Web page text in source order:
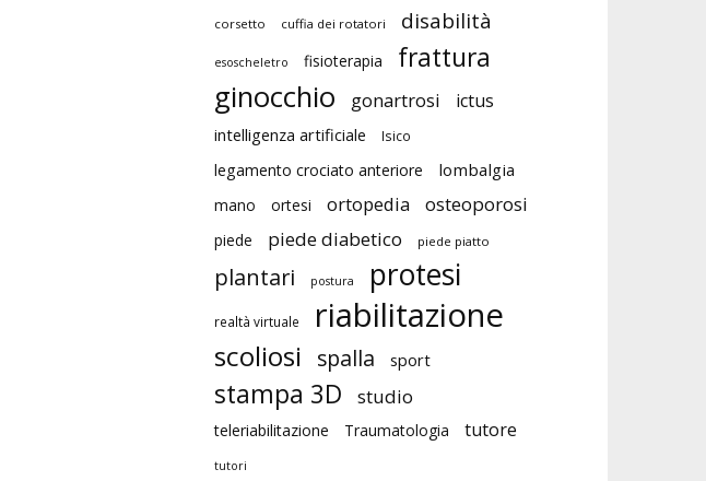
corsetto cuffia dei rotatori disabilità
esoscheletro fisioterapia frattura
ginocchio gonartrosi ictus
intelligenza artificiale Isico
legamento crociato anteriore lombalgia
mano ortesi ortopedia osteoporosi
piede piede diabetico piede piatto
plantari postura protesi
realtà virtuale riabilitazione
scoliosi spalla sport
stampa 3D studio
teleriabilitazione Traumatologia tutore
tutori